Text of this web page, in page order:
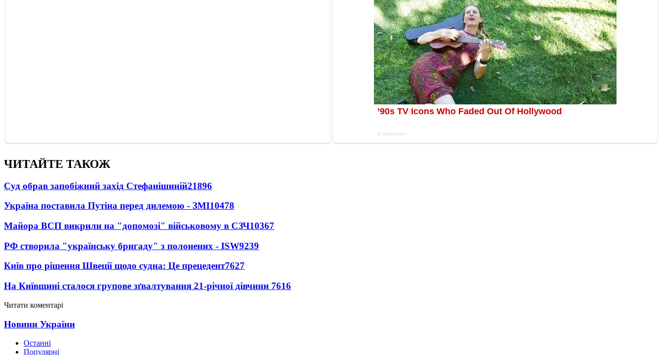
ЧИТАЙТЕ ТАКОЖ
Суд обрав запобіжний захід Стефанішиній21896
Україна поставила Путіна перед дилемою - ЗМІ10478
Майора ВСП викрили на "допомозі" військовому в СЗЧ10367
РФ створила "українську бригаду" з полонених - ISW9239
Київ про рішення Швеції щодо судна: Це прецедент7627
На Київщині сталося групове зґвалтування 21-річної дівчини 7616
Читати коментарі
Новини України
Останні
Популярні